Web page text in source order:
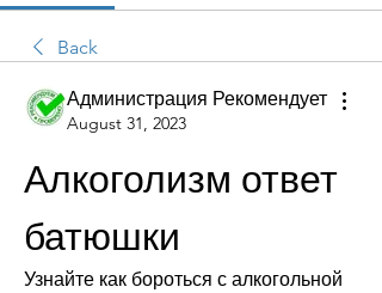
Back
Администрация Рекомендует
August 31, 2023
Алкоголизм ответ
батюшки
Узнайте как бороться с алкогольной